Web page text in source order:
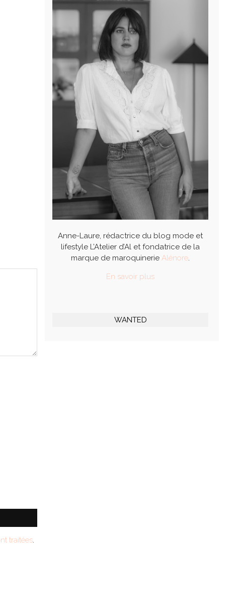
traitées.
Anne-Laure, rédactrice du blog mode et
lifestyle L’Atelier d’Al et fondatrice de la
marque de maroquinerieAlénore.
En savoir plus
WANTED